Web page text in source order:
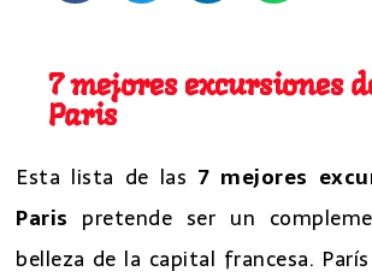
7 mejores excursiones
Paris
Esta lista de las 7 mejores
Paris pretende ser un
belleza de la capital francesa.